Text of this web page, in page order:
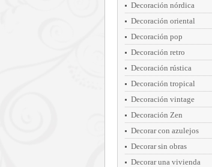
Decoración nórdica
Decoración oriental
Decoración pop
Decoración retro
Decoración rústica
Decoración tropical
Decoración vintage
Decoración Zen
Decorar con azulejos
Decorar sin obras
Decorar una vivienda